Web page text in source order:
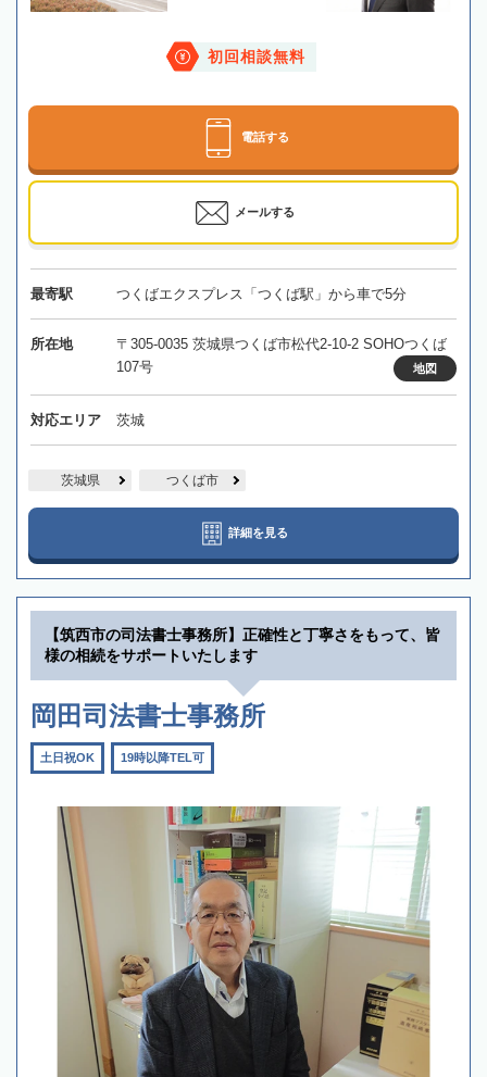
初回相談無料
電話する
メールする
最寄駅 つくばエクスプレス「つくば駅」から車で5分
所在地
〒305-0035 茨城県つくば市松代2-10-2 SOHOつくば
107号
地図
対応エリア 茨城
茨城県 つくば市
詳細を見る
【筑西市の司法書士事務所】正確性と丁寧さをもって、皆
様の相続をサポートいたします
岡田司法書士事務所
土日祝OK 19時以降TEL可